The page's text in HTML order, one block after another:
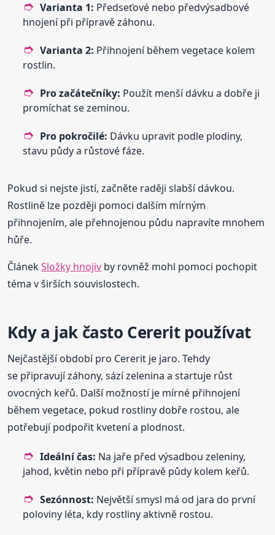
Varianta 1: Předseťové nebo předvýsadbové
hnojení při přípravě záhonu.
Varianta 2: Přihnojení během vegetace kolem
rostlin.
Pro začátečníky: Použít menší dávku a dobře ji
promíchat se zeminou.
Pro pokročilé: Dávku upravit podle plodiny,
stavu půdy a růstové fáze.
Pokud si nejste jistí, začněte raději slabší dávkou.
Rostlině lze později pomoci dalším mírným
přihnojením, ale přehnojenou půdu napravíte mnohem
hůře.
ČlánekSložky hnojiv by rovněž mohl pomoci pochopit
téma v širších souvislostech.
Kdy a jak často Cererit používat
Nejčastější období pro Cererit je jaro. Tehdy
se připravují záhony, sází zelenina a startuje růst
ovocných keřů. Další možností je mírné přihnojení
během vegetace, pokud rostliny dobře rostou, ale
potřebují podpořit kvetení a plodnost.
Ideální čas: Na jaře před výsadbou zeleniny,
jahod, květin nebo při přípravě půdy kolem keřů.
Sezónnost: Největší smysl má od jara do první
poloviny léta, kdy rostliny aktivně rostou.